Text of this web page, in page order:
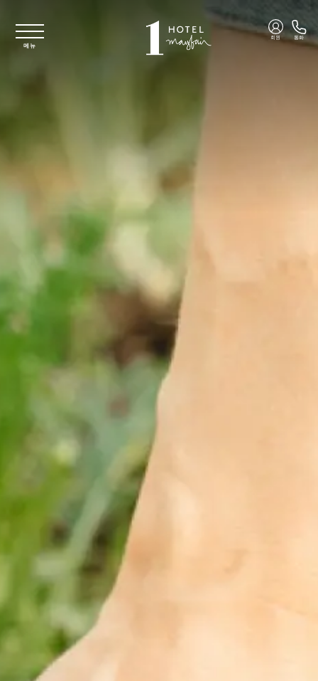
메뉴
회원 통화